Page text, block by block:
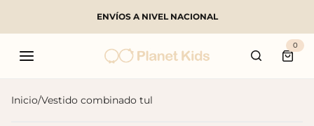
ENVÍOS A NIVEL NACIONAL
0
Inicio/Vestido combinado tul
Buscar